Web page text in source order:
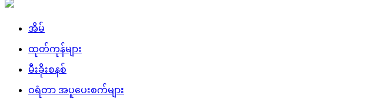
အိမ်
ထုတ်ကုန်များ
မီးခိုးစနစ်
ဝရံတာ အပူပေးစက်များ